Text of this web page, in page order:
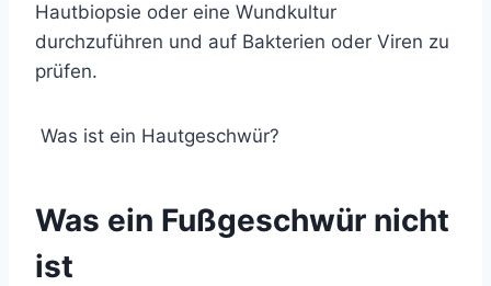
Hautbiopsie oder eine Wundkultur
durchzuführen und auf Bakterien oder Viren zu
prüfen.
Was ist ein Hautgeschwür?
Was ein Fußgeschwür nicht
ist